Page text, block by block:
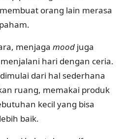
orang lain merasa
menjaga mood juga
hari dengan ceria.
dari hal sederhana
ruang, memakai produk
kecil yang bisa
baik.